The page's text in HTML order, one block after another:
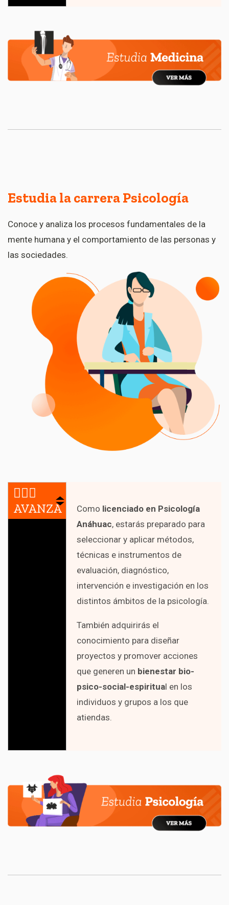
Estudia la carrera Psicología
Conoce y analiza los procesos fundamentales de la
mente humana y el comportamiento de las personas y
las sociedades.
🏃🏻‍♂️
AVANZA
Como licenciado en Psicología
Anáhuac, estarás preparado para
seleccionar y aplicar métodos,
técnicas e instrumentos de
evaluación, diagnóstico,
intervención e investigación en los
distintos ámbitos de la psicología.
También adquirirás el
conocimiento para diseñar
proyectos y promover acciones
que generen un bienestar bio-
psico-social-espiritual en los
individuos y grupos a los que
atiendas.